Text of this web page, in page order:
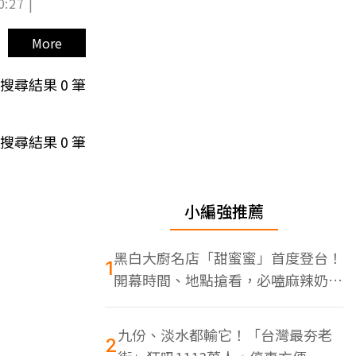
More
搜尋結果0筆
搜尋結果0筆
小編強推薦
1黑白大廚名店「甜蜜蜜」首度登台！
開幕時間、地點搶看，必嗑麻辣奶油
蝦
2九份、淡水都輸它！「台灣最夯老